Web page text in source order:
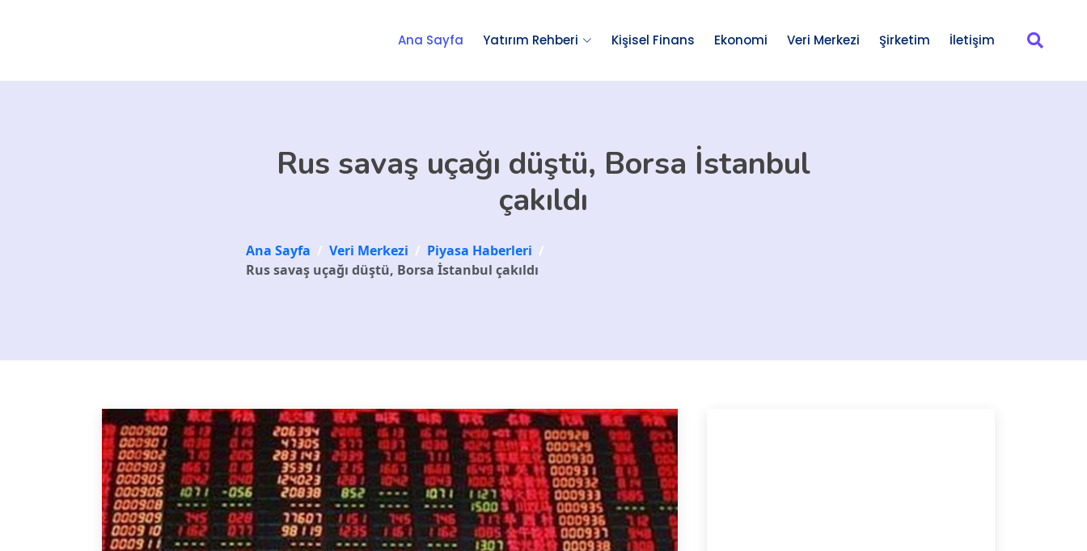
Ana Sayfa Yatırım Rehberi Kişisel Finans Ekonomi Veri Merkezi Şirketim İletişim
Rus savaş uçağı düştü, Borsa İstanbul
çakıldı
Ana Sayfa / Veri Merkezi / Piyasa Haberleri /
Rus savaş uçağı düştü, Borsa İstanbul çakıldı